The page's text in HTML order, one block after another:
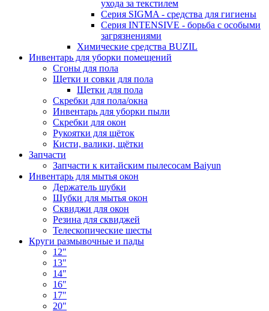
ухода за текстилем
Серия SIGMA - средства для гигиены
Серия INTENSIVE - борьба с особыми
загрязнениями
Химические средства BUZIL
Инвентарь для уборки помещений
Сгоны для пола
Щетки и совки для пола
Щетки для пола
Скребки для пола/окна
Инвентарь для уборки пыли
Скребки для окон
Рукоятки для щёток
Кисти, валики, щётки
Запчасти
Запчасти к китайским пылесосам Baiyun
Инвентарь для мытья окон
Держатель шубки
Шубки для мытья окон
Сквиджи для окон
Резина для сквиджей
Телескопические шесты
Круги размывочные и пады
12"
13"
14"
16"
17"
20"